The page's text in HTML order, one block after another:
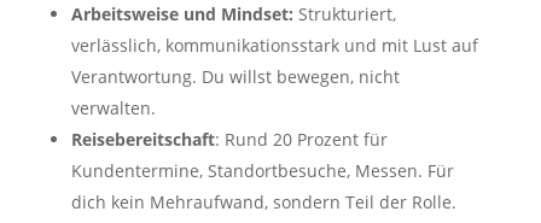
Arbeitsweise und Mindset: Strukturiert,
verlässlich, kommunikationsstark und mit Lust auf
Verantwortung. Du willst bewegen, nicht
verwalten.
Reisebereitschaft: Rund 20 Prozent für
Kundentermine, Standortbesuche, Messen. Für
dich kein Mehraufwand, sondern Teil der Rolle.